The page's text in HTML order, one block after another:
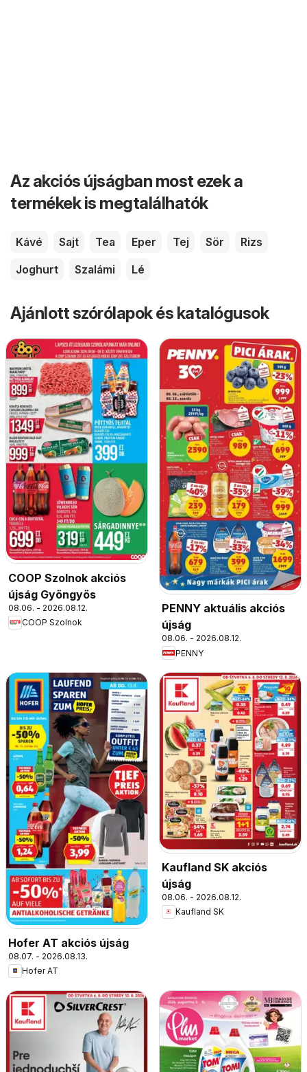
Az akciós újságban most ezek a
termékek is megtalálhatók
Kávé Sajt Tea Eper Tej Sör
Rizs
Joghurt
Szalámi Lé
Ajánlott szórólapok és katalógusok
COOP Szolnok akciós
újság Gyöngyös
08.06. - 2026.08.12.
COOP Szolnok
PENNY aktuális akciós
újság
08.06. - 2026.08.12.
PENNY
Hofer AT akciós újság
08.07. - 2026.08.13.
Hofer AT
Kaufland SK akciós
újság
08.06. - 2026.08.12.
Kaufland SK